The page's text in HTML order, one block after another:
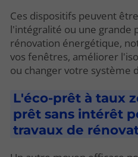
Ces dispositifs peuvent
l'intégralité ou une grande
rénovation énergétique,
vos fenêtres, améliorer
ou changer votre système
L'éco-prêt à taux
prêt sans intérêt
travaux de